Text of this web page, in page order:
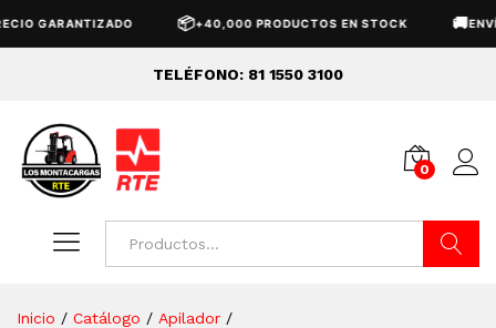
GARANTIZADO +40,000 PRODUCTOS EN STOCK ENVÍO
TELÉFONO: 81 1550 3100
0
Inicio / Catálogo / Apilador /